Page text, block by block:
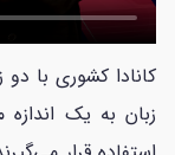
کانادا کشوری با
زبان به یک اندازه